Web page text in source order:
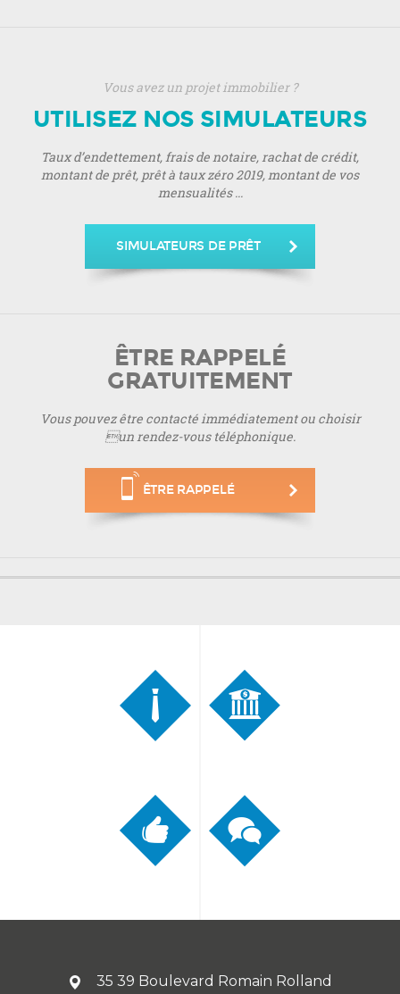
Vous avez un projet immobilier ?
UTILISEZ NOS SIMULATEURS
Taux d’endettement, frais de notaire, rachat de crédit,
montant de prêt, prêt à taux zéro 2019, montant de vos
mensualités ...
SIMULATEURS DE PRÊT
ÊTRE RAPPELÉ
GRATUITEMENT
Vous pouvez être contacté immédiatement ou choisir
un rendez-vous téléphonique.
ÊTRE RAPPELÉ
35 39 Boulevard Romain Rolland